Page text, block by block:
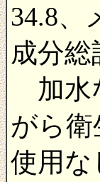
34.8、
成分総
加水
がら
使用な